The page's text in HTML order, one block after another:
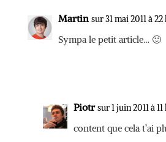
Martin sur 31 mai 2011 à
Sympa le petit article… 🙂
Piotr sur 1 juin 2011 à
content que cela t’ai